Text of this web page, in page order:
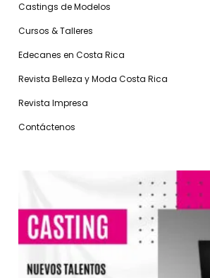
Castings de Modelos
Cursos & Talleres
Edecanes en Costa Rica
Revista Belleza y Moda Costa Rica
Revista Impresa
Contáctenos